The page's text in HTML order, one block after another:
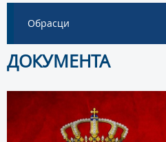
Обрасци
ДОКУМЕНТА